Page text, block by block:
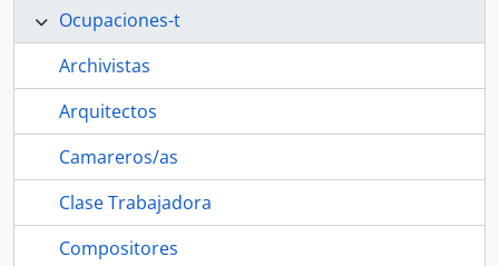
Ocupaciones-t
Archivistas
Arquitectos
Camareros/as
Clase Trabajadora
Compositores